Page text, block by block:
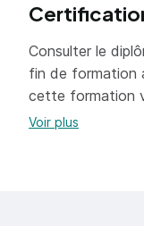
Entretien
personne
de soins,
Consulter le
fin de formation
cette formation
Voir plus